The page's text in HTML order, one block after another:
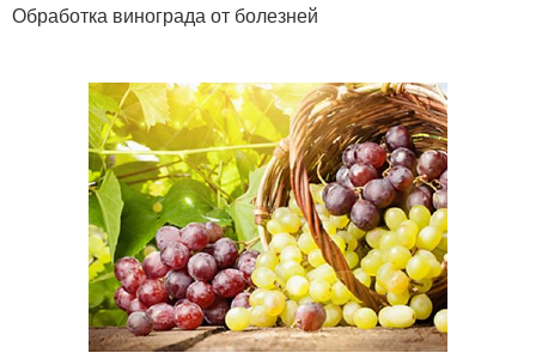
Обработка винограда от болезней